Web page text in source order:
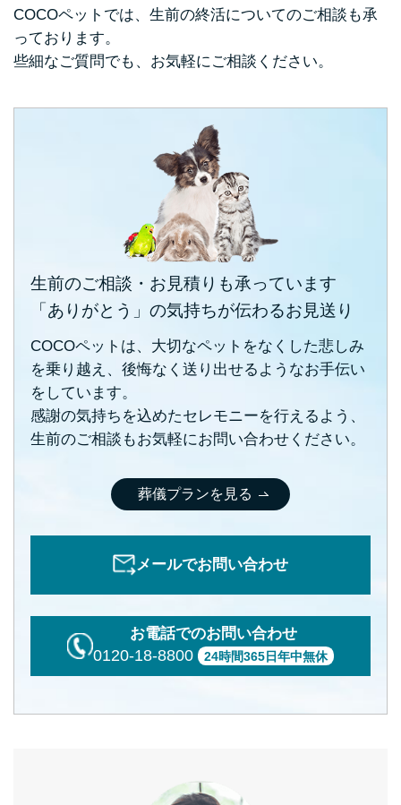
COCOペットでは、生前の終活についてのご相談も承
っております。
些細なご質問でも、お気軽にご相談ください。
生前のご相談・お見積りも承っています
「ありがとう」の気持ちが伝わるお見送り
COCOペットは、大切なペットをなくした悲しみ
を乗り越え、後悔なく送り出せるようなお手伝い
をしています。
感謝の気持ちを込めたセレモニーを行えるよう、
生前のご相談もお気軽にお問い合わせください。
葬儀プランを見る
メールでお問い合わせ
お電話でのお問い合わせ
0120-18-8800 24時間365日年中無休